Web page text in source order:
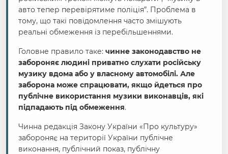
авто тепер перевірятиме поліція”. Проблема в
тому, що такі повідомлення часто змішують
реальні обмеження із перебільшеннями.
Головне правило таке: чинне законодавство не
забороняє людині приватно слухати російську
музику вдома або у власному автомобілі. Але
заборона може спрацювати, якщо йдеться про
публічне використання музики виконавців, які
підпадають під обмеження.
Чинна редакція Закону України «Про культуру»
забороняє на території України публічне
виконання, публічний показ, публічну